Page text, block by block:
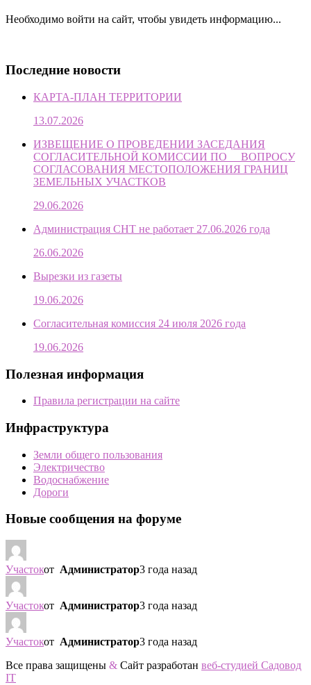
Необходимо войти на сайт, чтобы увидеть информацию...
Последние новости
КАРТА-ПЛАН ТЕРРИТОРИИ
13.07.2026
ИЗВЕЩЕНИЕ О ПРОВЕДЕНИИ ЗАСЕДАНИЯ
СОГЛАСИТЕЛЬНОЙ КОМИССИИ ПО ВОПРОСУ
СОГЛАСОВАНИЯ МЕСТОПОЛОЖЕНИЯ ГРАНИЦ
ЗЕМЕЛЬНЫХ УЧАСТКОВ
29.06.2026
Администрация СНТ не работает 27.06.2026 года
26.06.2026
Вырезки из газеты
19.06.2026
Согласительная комиссия 24 июля 2026 года
19.06.2026
Полезная информация
Правила регистрации на сайте
Инфраструктура
Земли общего пользования
Электричество
Водоснабжение
Дороги
Новые сообщения на форуме
Участокот Администратор3 года назад
Участокот Администратор3 года назад
Участокот Администратор3 года назад
Все права защищены & Сайт разработан веб-студией Садовод
IT